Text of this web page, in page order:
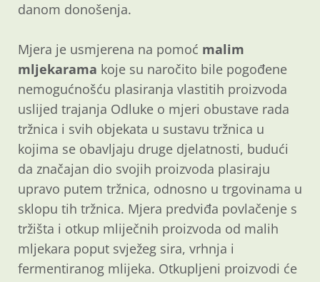
danom donošenja.
Mjera je usmjerena na pomoć malim
mljekarama koje su naročito bile pogođene
nemogućnošću plasiranja vlastitih proizvoda
uslijed trajanja Odluke o mjeri obustave rada
tržnica i svih objekata u sustavu tržnica u
kojima se obavljaju druge djelatnosti, budući
da značajan dio svojih proizvoda plasiraju
upravo putem tržnica, odnosno u trgovinama u
sklopu tih tržnica. Mjera predviđa povlačenje s
tržišta i otkup mliječnih proizvoda od malih
mljekara poput svježeg sira, vrhnja i
fermentiranog mlijeka. Otkupljeni proizvodi će